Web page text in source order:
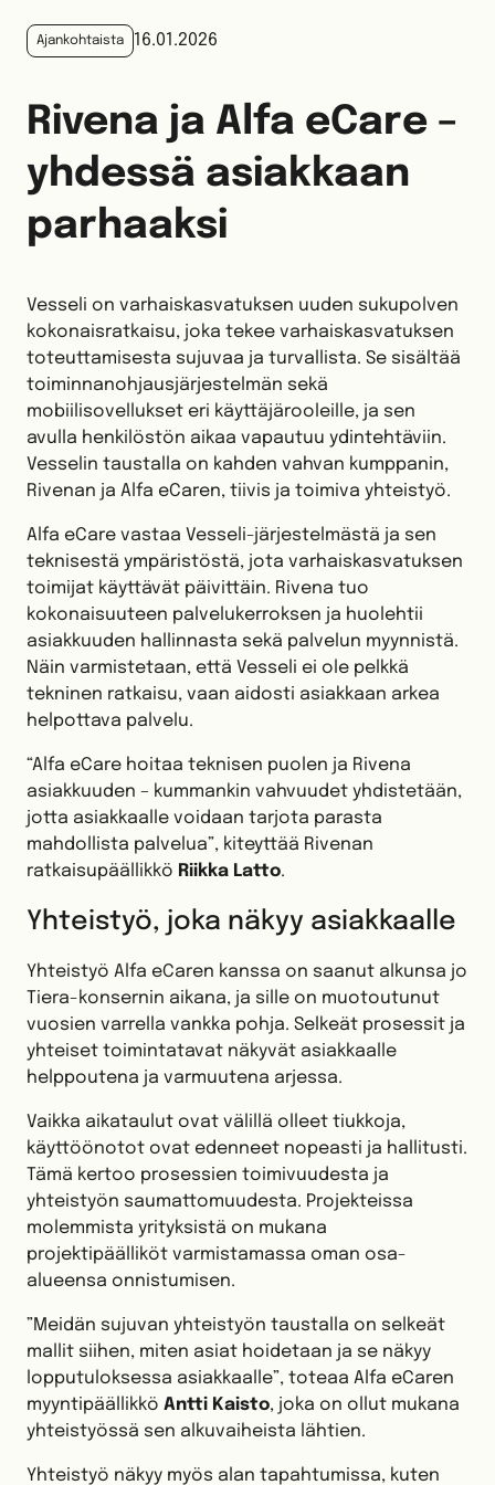
Ajankohtaista 16.01.2026
Rivena ja Alfa eCare –
yhdessä asiakkaan
parhaaksi
Vesseli on varhaiskasvatuksen uuden sukupolven
kokonaisratkaisu, joka tekee varhaiskasvatuksen
toteuttamisesta sujuvaa ja turvallista. Se sisältää
toiminnanohjausjärjestelmän sekä
mobiilisovellukset eri käyttäjärooleille, ja sen
avulla henkilöstön aikaa vapautuu ydintehtäviin.
Vesselin taustalla on kahden vahvan kumppanin,
Rivenan ja Alfa eCaren, tiivis ja toimiva yhteistyö.
Alfa eCare vastaa Vesseli-järjestelmästä ja sen
teknisestä ympäristöstä, jota varhaiskasvatuksen
toimijat käyttävät päivittäin. Rivena tuo
kokonaisuuteen palvelukerroksen ja huolehtii
asiakkuuden hallinnasta sekä palvelun myynnistä.
Näin varmistetaan, että Vesseli ei ole pelkkä
tekninen ratkaisu, vaan aidosti asiakkaan arkea
helpottava palvelu.
“Alfa eCare hoitaa teknisen puolen ja Rivena
asiakkuuden – kummankin vahvuudet yhdistetään,
jotta asiakkaalle voidaan tarjota parasta
mahdollista palvelua”, kiteyttää Rivenan
ratkaisupäällikkö Riikka Latto.
Yhteistyö, joka näkyy asiakkaalle
Yhteistyö Alfa eCaren kanssa on saanut alkunsa jo
Tiera-konsernin aikana, ja sille on muotoutunut
vuosien varrella vankka pohja. Selkeät prosessit ja
yhteiset toimintatavat näkyvät asiakkaalle
helppoutena ja varmuutena arjessa.
Vaikka aikataulut ovat välillä olleet tiukkoja,
käyttöönotot ovat edenneet nopeasti ja hallitusti.
Tämä kertoo prosessien toimivuudesta ja
yhteistyön saumattomuudesta. Projekteissa
molemmista yrityksistä on mukana
projektipäälliköt varmistamassa oman osa-
alueensa onnistumisen.
”Meidän sujuvan yhteistyön taustalla on selkeät
mallit siihen, miten asiat hoidetaan ja se näkyy
lopputuloksessa asiakkaalle”, toteaa Alfa eCaren
myyntipäällikkö Antti Kaisto, joka on ollut mukana
yhteistyössä sen alkuvaiheista lähtien.
Yhteistyö näkyy myös alan tapahtumissa, kuten